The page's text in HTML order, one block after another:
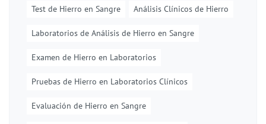
Test de Hierro en Sangre Análisis Clínicos de Hierro
Laboratorios de Análisis de Hierro en Sangre
Examen de Hierro en Laboratorios
Pruebas de Hierro en Laboratorios Clínicos
Evaluación de Hierro en Sangre